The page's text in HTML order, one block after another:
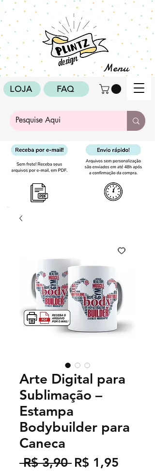
LOJA FAQ
Menu
Arte Digital para
Sublimação –
Estampa
Bodybuilder para
Caneca
R$ 3,90 Preço
R$ 1,95